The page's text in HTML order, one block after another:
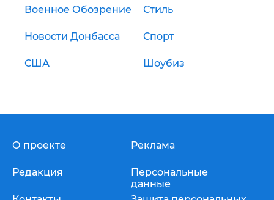
Военное Обозрение Стиль
Новости Донбасса Спорт
США Шоубиз
О проекте
Редакция
Реклама
Персональные
данные